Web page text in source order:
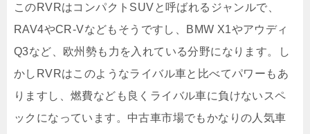
このRVRはコンパクトSUVと呼ばれるジャンルで、
RAV4やCR-Vなどもそうですし、BMW X1やアウディ
Q3など、欧州勢も力を入れている分野になります。し
かしRVRはこのようなライバル車と比べてパワーもあ
りますし、燃費なども良くライバル車に負けないスペ
ックになっています。中古車市場でもかなりの人気車